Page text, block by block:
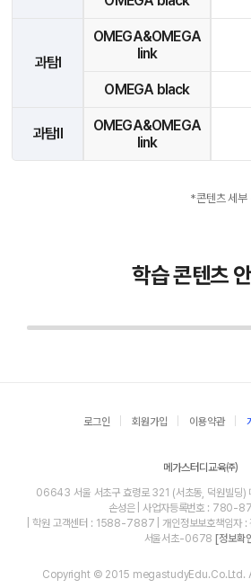
과탐I
OMEGA&OMEGA
link
OMEGA black
과탐II
OMEGA&OMEGA
link
*콘텐츠 세부
학습 콘텐츠
로그인 회원가입 이용약관
메가스터디교육㈜
06643 서울 서초구 효령로 321 (서초동, 덕원빌딩)
손성은 | 사업자등록번호 :
| 학원 고객센터 : 1588-7887 | 개인정보보호책임자
서울서초-0678 [정보확
Copyright © 2015 megastudyEdu.Co.Ltd.